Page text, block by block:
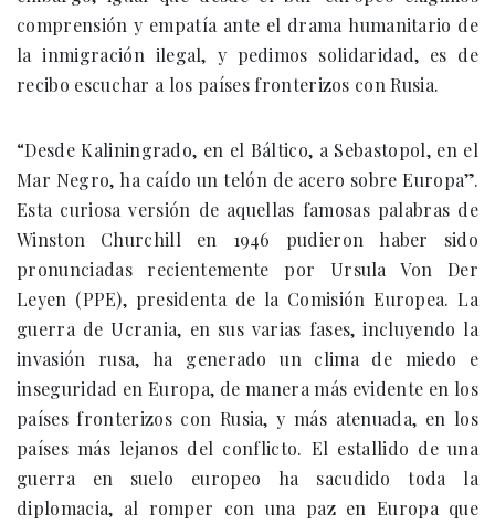
comprensión y empatía ante el drama humanitario de
la inmigración ilegal, y pedimos solidaridad, es de
recibo escuchar a los países fronterizos con Rusia.
“Desde Kaliningrado, en el Báltico, a Sebastopol, en el
Mar Negro, ha caído un telón de acero sobre Europa”.
Esta curiosa versión de aquellas famosas palabras de
Winston Churchill en 1946 pudieron haber sido
pronunciadas recientemente por Ursula Von Der
Leyen (PPE), presidenta de la Comisión Europea. La
guerra de Ucrania, en sus varias fases, incluyendo la
invasión rusa, ha generado un clima de miedo e
inseguridad en Europa, de manera más evidente en los
países fronterizos con Rusia, y más atenuada, en los
países más lejanos del conflicto. El estallido de una
guerra en suelo europeo ha sacudido toda la
diplomacia, al romper con una paz en Europa que